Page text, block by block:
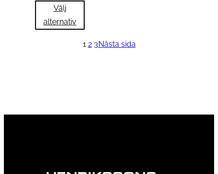
Välj
alternativ
1 2 3Nästa sida